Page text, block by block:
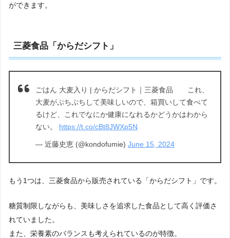
ができます。
三菱食品「からだシフト」
ごはん 大麦入り | からだシフト｜三菱食品 これ、
大麦がぷちぷちして美味しいので、箱買いして食べて
るけど、これでなにか健康になれるかどうかはわから
ない。 https://t.co/cBt8JWXp5N
— 近藤史恵 (@kondofumie) June 15, 2024
もう1つは、三菱食品から販売されている 「からだシフト」 です。
糖質制限しながらも、美味しさを追求した食品として高く評価さ
れていました。
また、栄養素のバランスも考えられているのが特徴。